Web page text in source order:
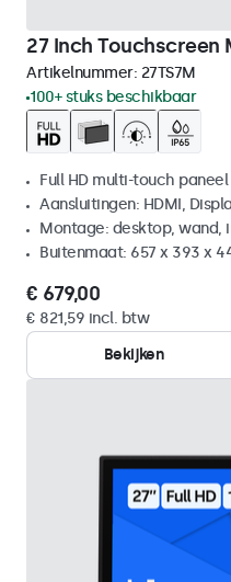
27 Inch Touchscreen
Artikelnummer: 27TS7M
100+ stuks beschikbaar
Full HD multi-touch paneel
Aansluitingen: HDMI,
Montage: desktop, wand,
Buitenmaat: 657 x 393 x
€ 679,00
€ 821,59 incl. btw
Bekijken